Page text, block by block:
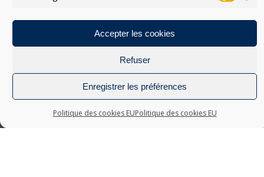
Accepter les cookies
Refuser
Enregistrer les préférences
Politique des cookies EUPolitique des cookies EU